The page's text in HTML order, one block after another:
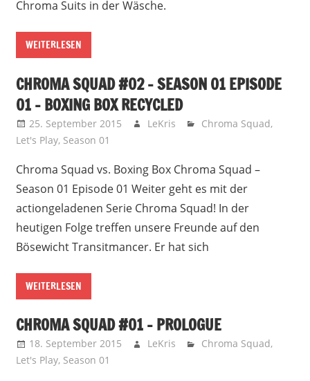
Chroma Suits in der Wäsche.
WEITERLESEN
CHROMA SQUAD #02 – SEASON 01 EPISODE
01 – BOXING BOX RECYCLED
25. September 2015 LeKris Chroma Squad,
Let's Play, Season 01
Chroma Squad vs. Boxing Box Chroma Squad –
Season 01 Episode 01 Weiter geht es mit der
actiongeladenen Serie Chroma Squad! In der
heutigen Folge treffen unsere Freunde auf den
Bösewicht Transitmancer. Er hat sich
WEITERLESEN
CHROMA SQUAD #01 – PROLOGUE
18. September 2015 LeKris Chroma Squad,
Let's Play, Season 01